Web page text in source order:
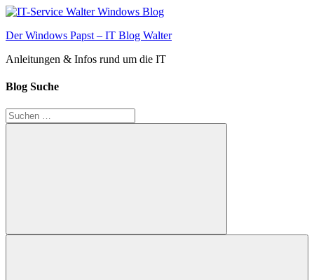
Zum
springen
Der Windows Papst – IT Blog Walter
Anleitungen & Infos rund um die IT
Blog Suche
Suchen
nach:
Suchen